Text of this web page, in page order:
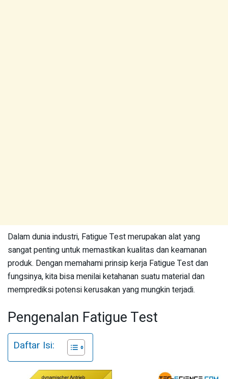
Dalam dunia industri, Fatigue Test merupakan alat yang
sangat penting untuk memastikan kualitas dan keamanan
produk. Dengan memahami prinsip kerja Fatigue Test dan
fungsinya, kita bisa menilai ketahanan suatu material dan
memprediksi potensi kerusakan yang mungkin terjadi.
Pengenalan Fatigue Test
Daftar Isi: